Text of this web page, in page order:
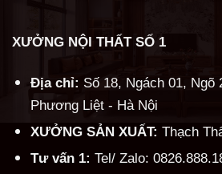
XƯỞNG NỘI THẤT SỐ 1
Địa chỉ: Số 18, Ngách 01, Ngõ
Phương Liệt - Hà Nội
XƯỞNG SẢN XUẤT: Thạch
Tư vấn 1: Tel/ Zalo: